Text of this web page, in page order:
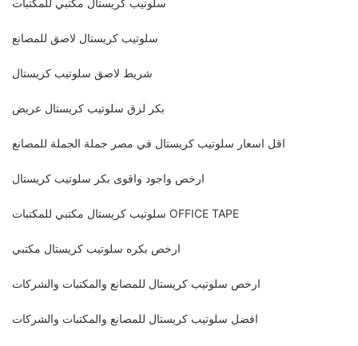
سلوتيب كريستال مكتبي للمكتبات
سلوتيب كريستال لاصق للمصانع
شريط لاصق سلوتيب كريستال
بكر لزق سلوتيب كريستال عريض
اقل اسعار سلوتيب كريستال في مصر جملة الجملة للمصانع
ارخص واجود واقوى بكر سلوتيب كريستال
سلوتيب كريستال مكتبي للمكتبات OFFICE TAPE
ارخص بكره سلوتيب كريستال مكتبي
ارخص سلوتيب كريستال للمصانع والمكتبات والشركات
افضل سلوتيب كريستال للمصانع والمكتبات والشركات